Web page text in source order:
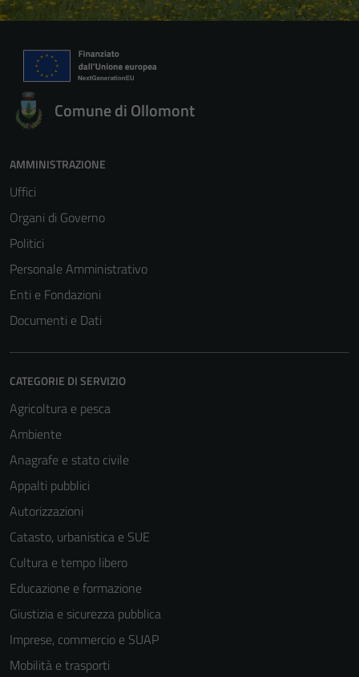
Comune di Ollomont
AMMINISTRAZIONE
Uffici
Organi di Governo
Politici
Personale Amministrativo
Enti e Fondazioni
Documenti e Dati
CATEGORIE DI SERVIZIO
Agricoltura e pesca
Ambiente
Anagrafe e stato civile
Appalti pubblici
Autorizzazioni
Catasto, urbanistica e SUE
Cultura e tempo libero
Educazione e formazione
Giustizia e sicurezza pubblica
Imprese, commercio e SUAP
Mobilità e trasporti